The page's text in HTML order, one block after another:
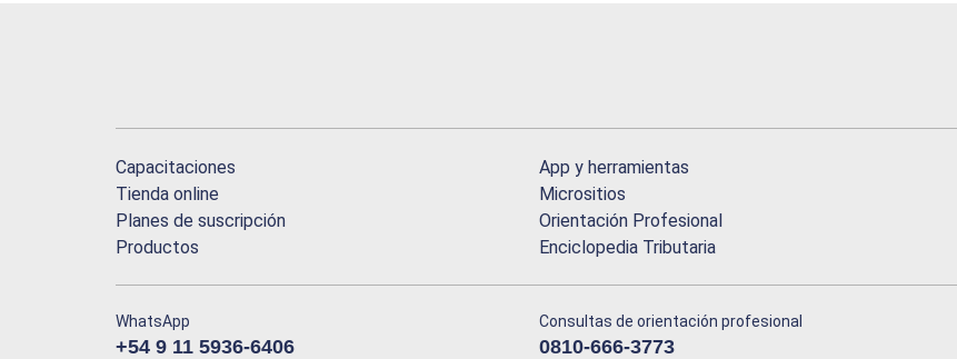
Capacitaciones
Tienda online
Planes de suscripción
Productos
App y herramientas
Micrositios
Orientación Profesional
Enciclopedia Tributaria
WhatsApp
+54 9 11 5936-6406
Consultas de orientación profesional
0810-666-3773